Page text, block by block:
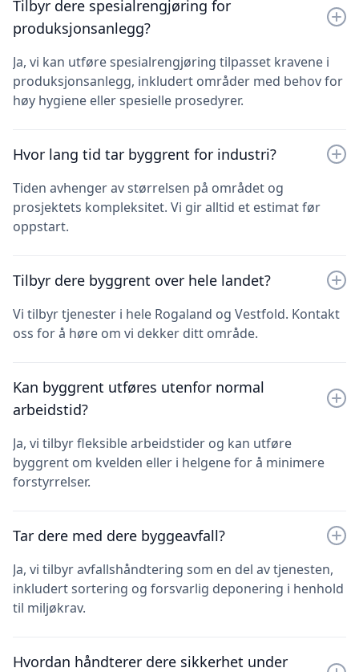
Tilbyr dere spesialrengjøring for
produksjonsanlegg?
Ja, vi kan utføre spesialrengjøring tilpasset kravene i
produksjonsanlegg, inkludert områder med behov for
høy hygiene eller spesielle prosedyrer.
Hvor lang tid tar byggrent for industri?
Tiden avhenger av størrelsen på området og
prosjektets kompleksitet. Vi gir alltid et estimat før
oppstart.
Tilbyr dere byggrent over hele landet?
Vi tilbyr tjenester i hele Rogaland og Vestfold. Kontakt
oss for å høre om vi dekker ditt område.
Kan byggrent utføres utenfor normal
arbeidstid?
Ja, vi tilbyr fleksible arbeidstider og kan utføre
byggrent om kvelden eller i helgene for å minimere
forstyrrelser.
Tar dere med dere byggeavfall?
Ja, vi tilbyr avfallshåndtering som en del av tjenesten,
inkludert sortering og forsvarlig deponering i henhold
til miljøkrav.
Hvordan håndterer dere sikkerhet under